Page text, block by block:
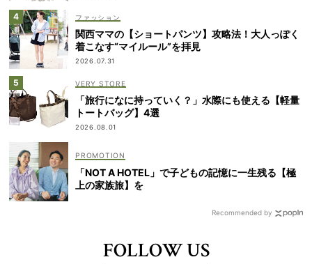
ファッション
関西ママの【ショートパンツ】攻略法！大人っぽく
着こなす“マイルール”を拝見
2026.07.31
VERY STORE
「旅行になに持っていく？」水際にも使える【軽量
トートバッグ】4選
2026.08.01
「NOT A HOTEL」で子どもの記憶に一生残る【極
上の家族旅】を
Recommended by
FOLLOW US